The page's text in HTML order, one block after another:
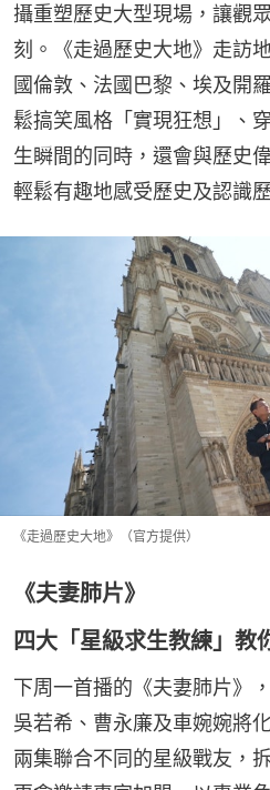
攝重塑歷史大型現場，讓觀
刻。《走過歷史大地》走訪
國倫敦、法國巴黎、埃及開
鬆搞笑風格「實現狂想」、
生瞬間的同時，還會與歷史
輕鬆有趣地感受歷史及認識
《走過歷史大地》（官方提供）
《夫妻肺片》
四大「星級求生教練」教
下周一首播的《夫妻肺片》
吳若希、曹永廉及車婉婉將
兩集聯合不同的星級戰友，